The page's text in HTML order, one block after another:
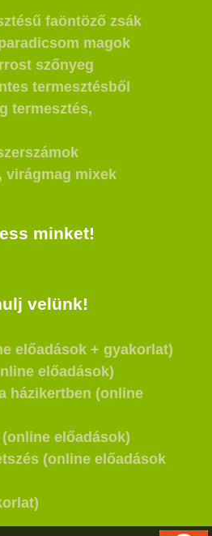
faöntöző zsák
magok
szőnyeg
termesztésből
termesztés,
virágmag mixek
minket!
velünk!
előadások + gyakorlat)
előadások)
házikertben (online
előadások)
(online előadások